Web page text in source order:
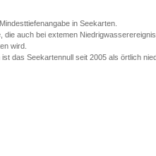
in Seekarten.
die auch bei extemen
wird.
das Seekartennull seit 2005 als örtlich